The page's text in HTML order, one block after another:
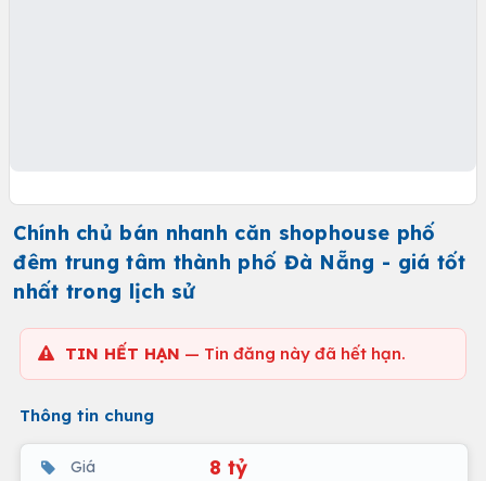
Chính chủ bán nhanh căn shophouse phố
đêm trung tâm thành phố Đà Nẵng - giá tốt
nhất trong lịch sử
TIN HẾT HẠN — Tin đăng này đã hết hạn.
Thông tin chung
Giá 8 tỷ